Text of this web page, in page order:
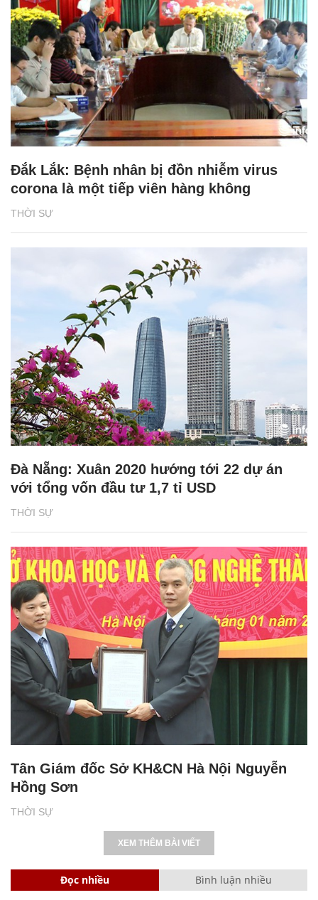
THỜI SỰ
Đắk Lắk: Bệnh nhân bị đồn nhiễm virus
corona là một tiếp viên hàng không
THỜI SỰ
Đà Nẵng: Xuân 2020 hướng tới 22 dự án
với tổng vốn đầu tư 1,7 tỉ USD
THỜI SỰ
Tân Giám đốc Sở KH&CN Hà Nội Nguyễn
Hồng Sơn
XEM THÊM BÀI VIẾT
Đọc nhiều Bình luận nhiều